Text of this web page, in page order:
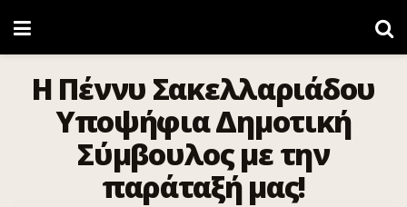
Η Πέννυ Σακελλαριάδου
Υποψήφια Δημοτική
Σύμβουλος με την
παράταξή μας!